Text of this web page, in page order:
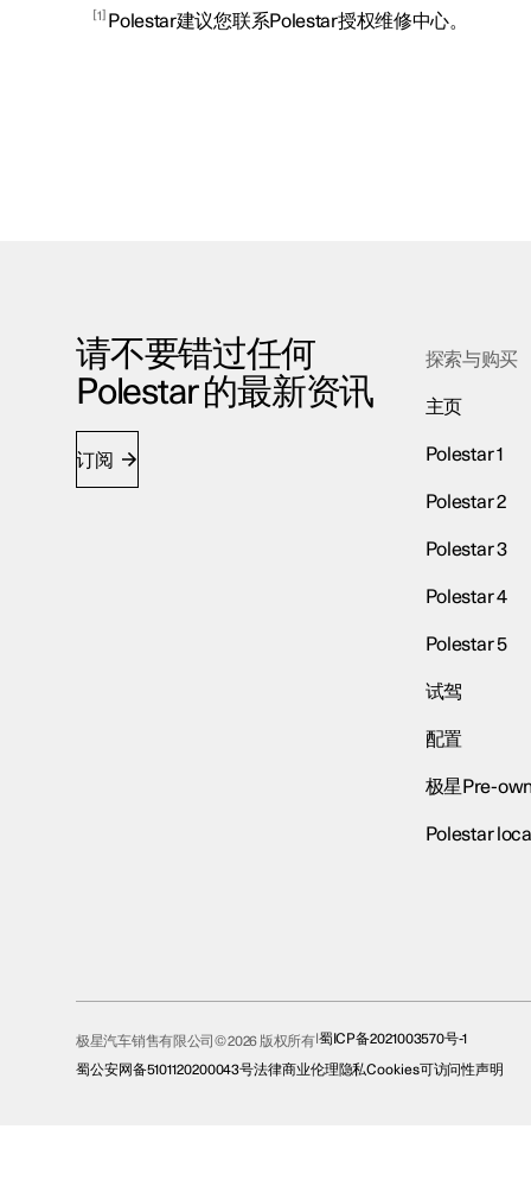
1 Polestar建议您联系Polestar授权维修中心。
请不要错过任何
Polestar 的最新资讯
订阅
探索与购买
主页
Polestar 1
Polestar 2
Polestar 3
Polestar 4
Polestar 5
试驾
配置
极星Pre-
Polestar
极星汽车销售有限公司© 2026 版权所有 蜀ICP备2021003570号-1
蜀公安网备5101120200043号法律商业伦理隐私Cookies可访问性声明